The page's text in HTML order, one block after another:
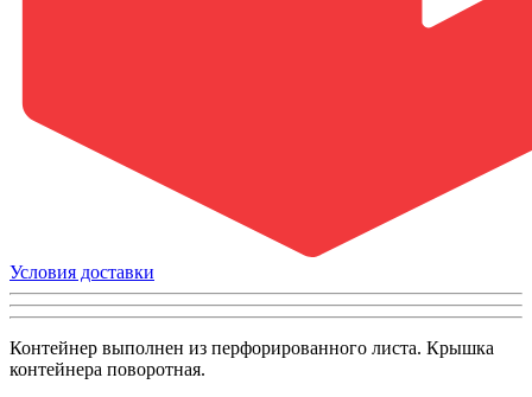
Условия доставки
Контейнер выполнен из перфорированного листа. Крышка
контейнера поворотная.